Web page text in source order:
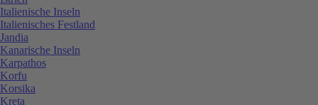
Italienische Inseln
Italienisches Festland
Jandia
Kanarische Inseln
Karpathos
Korfu
Korsika
Kreta